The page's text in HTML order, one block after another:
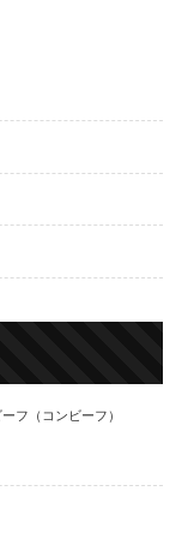
フ（コンビーフ）